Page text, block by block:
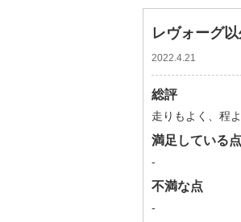
レヴォーグ以
2022.4.21
総評
走りもよく、程
満足している点
-
不満な点
-